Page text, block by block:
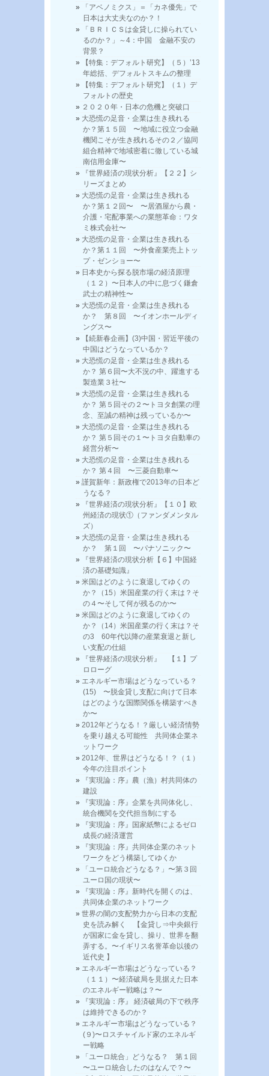
「アベノミクス」＝「カネ優先」で
日本は大丈夫なのか？！
「ＢＲＩＣＳは金貸しに操られてい
るのか？」～4：中国 金融不安の
背景？
【特集：デフォルト研究】（５）’13
年総括、デフォルトスキムの整理
【特集：デフォルト研究】（１）デ
フォルトの歴史
２０２０年・日本の危機と突破口
大恐慌の足音・企業は生き残れる
か？第１５回 〜地域に役立つ金融
機関こそが生き残れるその２／協同
組合精神で地域密着に徹している城
南信用金庫〜
『世界経済の現状分析』【２２】シ
リーズまとめ
大恐慌の足音・企業は生き残れる
か？第１２回〜 〜居酒屋から農・
介護・宅配事業への業態革命：ワタ
ミ株式会社〜
大恐慌の足音・企業は生き残れる
か？第１１回 〜外食産業売上トッ
プ・ゼンショー〜
日本史から探る脱市場の経済原理
（１２）〜日本人の中に息づく鎌倉
武士の精神性〜
大恐慌の足音・企業は生き残れる
か？ 第８回 〜イオンホールディ
ングス〜
【続新春企画】(3)中国・習近平後の
中国はどうなっているか？
大恐慌の足音・企業は生き残れる
か？ 第６回〜大不況の中、躍進する
製造業３社〜
大恐慌の足音・企業は生き残れる
か？ 第５回その２〜トヨタ創業の理
念、至誠の精神は残っているか〜
大恐慌の足音・企業は生き残れる
か？ 第５回その１〜トヨタ自動車の
経営分析〜
大恐慌の足音・企業は生き残れる
か？ 第４回 〜三菱自動車〜
謹賀新年：新政権で2013年の日本ど
うなる？
『世界経済の現状分析』【１０】欧
州経済の現状①（ファンダメンタル
ズ）
大恐慌の足音・企業は生き残れる
か？ 第１回 〜パナソニック〜
『世界経済の現状分析【６】中国経
済の基礎知識』
米国はどのように衰退してゆくの
か？（15）米国産業の行く末は？そ
の４〜そして何が残るのか〜
米国はどのように衰退してゆくの
か？（14）米国産業の行く末は？そ
の3 60年代以降の産業衰退と新し
い支配の仕組
『世界経済の現状分析』 【１】プ
ロローグ
エネルギー市場はどうなっている？
(15) 〜脱金貸し支配に向けて日本
はどのような国際関係を構築すべき
か〜
2012年どうなる！？厳しい経済情勢
を乗り越える可能性 共同体企業ネ
ットワーク
2012年、世界はどうなる！？（１）
今年の注目ポイント
『実現論：序』農（漁）村共同体の
建設
『実現論：序』企業を共同体化し、
統合機関を交代担当制にする
『実現論：序』国家紙幣によるゼロ
成長の経済運営
『実現論：序』共同体企業のネット
ワークをどう構築してゆくか
「ユーロ統合どうなる？」〜第３回
ユーロ国の現状〜
『実現論：序』新時代を開くのは、
共同体企業のネットワーク
世界の闇の支配勢力から日本の支配
史を読み解く 【金貸し⇒中央銀行
が国家に金を貸し、操り、世界を翻
弄する。〜イギリス名誉革命以後の
近代史 】
エネルギー市場はどうなっている？
（１１）〜経済破局を見据えた日本
のエネルギー戦略は？〜
『実現論：序』 経済破局の下で秩序
は維持できるのか？
エネルギー市場はどうなっている？
(９)〜ロスチャイルド家のエネルギ
ー戦略
「ユーロ統合」どうなる？ 第１回
〜ユーロ統合したのはなんで？〜